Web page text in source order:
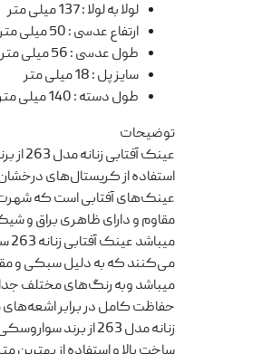
لولا به لولا:137 میلی متر
ارتفاع عدسی:50 میلی متر
طول عدسی:56 میلی متر
سایز پل:18 میلی متر
طول دسته:140 میلی متر
توضیحات
استفاده از کریستال‌های
مقاوم و دارای ظاهری براق و
می‌کنند که به دلیل سبکی و